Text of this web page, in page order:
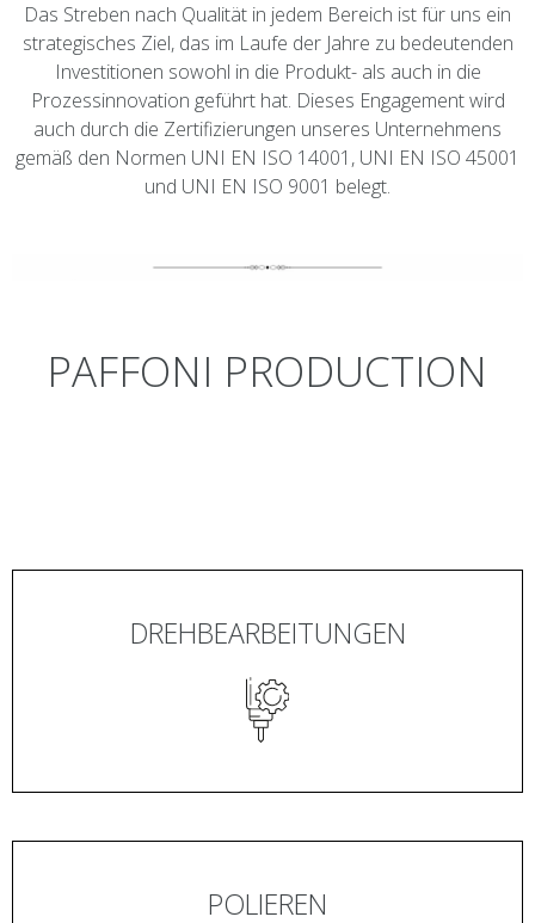
Das Streben nach Qualität in jedem Bereich ist für uns ein
strategisches Ziel, das im Laufe der Jahre zu bedeutenden
Investitionen sowohl in die Produkt- als auch in die
Prozessinnovation geführt hat. Dieses Engagement wird
auch durch die Zertifizierungen unseres Unternehmens
gemäß den Normen UNI EN ISO 14001, UNI EN ISO 45001
und UNI EN ISO 9001 belegt.
PAFFONI PRODUCTION
DREHBEARBEITUNGEN
POLIEREN